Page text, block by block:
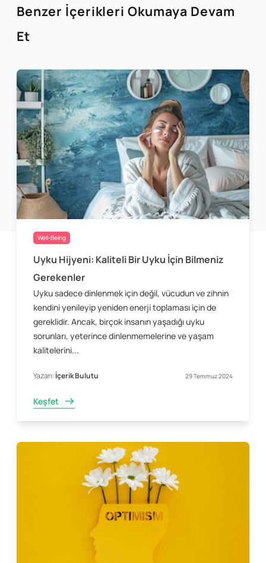
Benzer İçerikleri Okumaya Devam
Et
Well-Being
Uyku Hijyeni: Kaliteli Bir Uyku İçin Bilmeniz
Gerekenler
Uyku sadece dinlenmek için değil, vücudun ve zihnin
kendini yenileyip yeniden enerji toplaması için de
gereklidir. Ancak, birçok insanın yaşadığı uyku
sorunları, yeterince dinlenmemelerine ve yaşam
kalitelerini...
Yazan:İçerik Bulutu 29 Temmuz 2024
Keşfet